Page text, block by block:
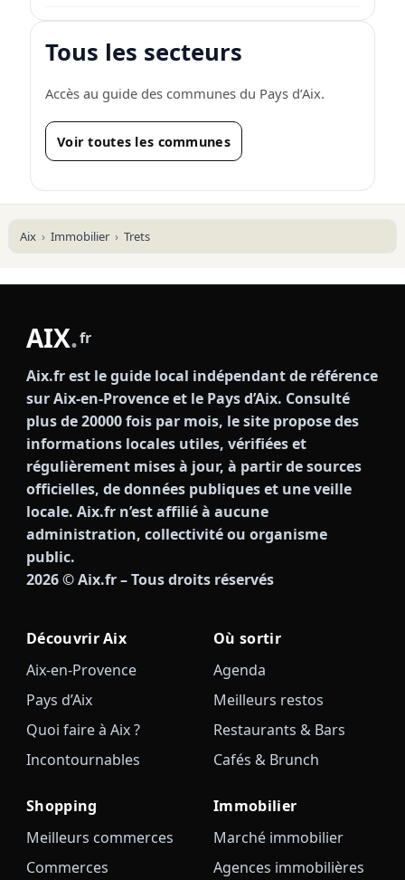
Tous les secteurs
Accès au guide des communes du Pays d’Aix.
Voir toutes les communes
Aix Immobilier Trets
AIX.fr
Aix.fr est le guide local indépendant de référence
sur Aix-en-Provence et le Pays d’Aix. Consulté
plus de 20000 fois par mois, le site propose des
informations locales utiles, vérifiées et
régulièrement mises à jour, à partir de sources
officielles, de données publiques et une veille
locale. Aix.fr n’est affilié à aucune
administration, collectivité ou organisme
public.
2026© Aix.fr – Tous droits réservés
Découvrir Aix
Aix-en-Provence
Pays d’Aix
Quoi faire à Aix ?
Incontournables
Où sortir
Agenda
Meilleurs restos
Restaurants & Bars
Cafés & Brunch
Shopping
Meilleurs commerces
Commerces
Immobilier
Marché immobilier
Agences immobilières